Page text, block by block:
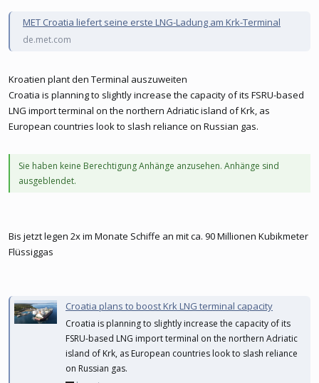
MET Croatia liefert seine erste LNG-Ladung am Krk-Terminal
de.met.com
Kroatien plant den Terminal auszuweiten
Croatia is planning to slightly increase the capacity of its FSRU-based
LNG import terminal on the northern Adriatic island of Krk, as
European countries look to slash reliance on Russian gas.
Sie haben keine Berechtigung Anhänge anzusehen. Anhänge sind
ausgeblendet.
Bis jetzt legen 2x im Monate Schiffe an mit ca. 90 Millionen Kubikmeter
Flüssiggas
Croatia plans to boost Krk LNG terminal capacity
Croatia is planning to slightly increase the capacity of its
FSRU-based LNG import terminal on the northern Adriatic
island of Krk, as European countries look to slash reliance
on Russian gas.